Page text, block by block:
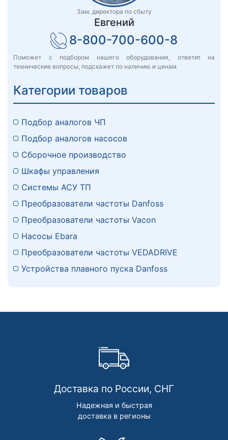
Зам. директора по сбыту
Евгений
8-800-700-600-8
Поможет с подбором нашего оборудования, ответит на
технические вопросы, подскажет по наличию и ценам
Категории товаров
Подбор аналогов ЧП
Подбор аналогов насосов
Сборочное производство
Шкафы управления
Системы АСУ ТП
Преобразователи частоты Danfoss
Преобразователи частоты Vacon
Насосы Ebara
Преобразователи частоты VEDADRIVE
Устройства плавного пуска Danfoss
Доставка по России, СНГ
Надежная и быстрая
доставка в регионы